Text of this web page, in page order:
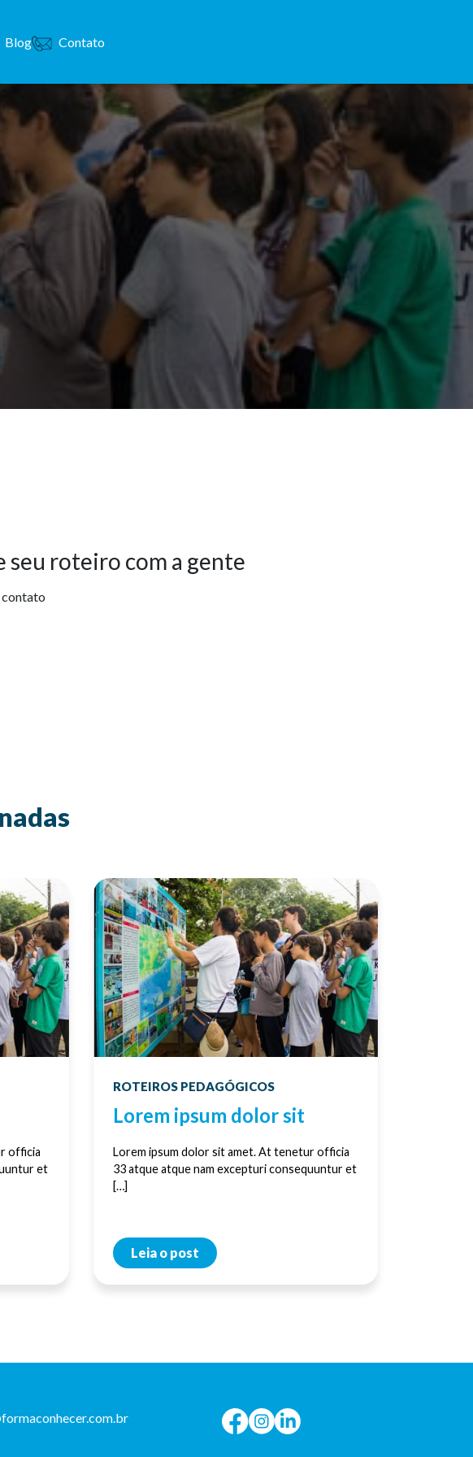
Blog Contato
seu roteiro com a gente
contato
officia
et
ROTEIROS PEDAGÓGICOS
Lorem ipsum dolor sit
Lorem ipsum dolor sit amet. At tenetur officia
33 atque atque nam excepturi consequuntur et
[…]
Leia o post